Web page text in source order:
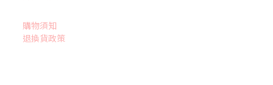
購物須知
退換貨政策